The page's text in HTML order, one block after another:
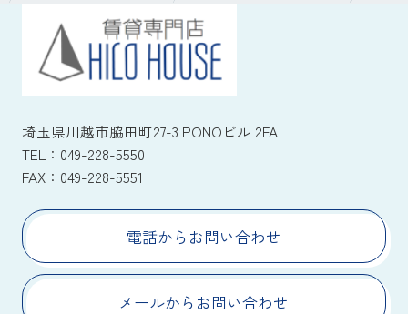
埼玉県川越市脇田町27-3 PONOビル 2FA
TEL： 049-228-5550
FAX： 049-228-5551
電話からお問い合わせ
メールからお問い合わせ